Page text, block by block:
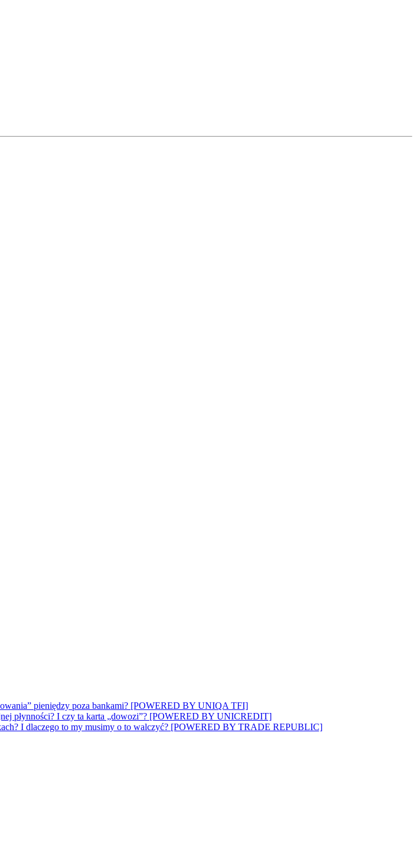
pieniędzy poza bankami? [POWERED BY UNIQA TFI]
płynności? I czy ta karta „dowozi”? [POWERED BY UNICREDIT]
I dlaczego to my musimy o to walczyć? [POWERED BY TRADE REPUBLIC]